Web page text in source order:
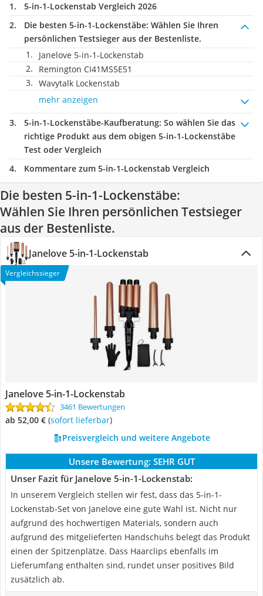
5-in-1-Lockenstab Vergleich 2026
Die besten 5-in-1-Lockenstäbe: Wählen Sie Ihren
persönlichen Testsieger aus der Bestenliste.
Janelove 5-in-1-Lockenstab
Remington CI41MS5E51
Wavytalk Lockenstab
mehr anzeigen
5-in-1-Lockenstäbe-Kaufberatung: So wählen Sie das
richtige Produkt aus dem obigen 5-in-1-Lockenstäbe
Test oder Vergleich
Kommentare zum 5-in-1-Lockenstab Vergleich
Die besten 5-in-1-Lockenstäbe:
Wählen Sie Ihren persönlichen Testsieger
aus der Bestenliste.
Janelove 5-in-1-Lockenstab
Vergleichssieger
Janelove 5-in-1-Lockenstab
3461 Bewertungen
ab 52,00 € ( Sofort lieferbar)
Preisvergleich und weitere Angebote
Unsere Bewertung: SEHR GUT
Unser Fazit für Janelove 5-in-1-Lockenstab:
In unserem Vergleich stellen wir fest, dass das 5-in-1-
Lockenstab-Set von Janelove eine gute Wahl ist. Nicht nur
aufgrund des hochwertigen Materials, sondern auch
aufgrund des mitgelieferten Handschuhs belegt das Produkt
einen der Spitzenplätze. Dass Haarclips ebenfalls im
Lieferumfang enthalten sind, rundet unser positives Bild
zusätzlich ab.